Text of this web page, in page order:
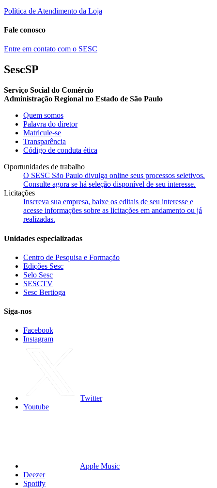
Política de Atendimento da Loja
Fale conosco
Entre em contato com o SESC
SescSP
Serviço Social do Comércio
Administração Regional no Estado de São Paulo
Quem somos
Palavra do diretor
Matricule-se
Transparência
Código de conduta ética
Oportunidades de trabalho
O SESC São Paulo divulga online seus processos seletivos.
Consulte agora se há seleção disponível de seu interesse.
Licitações
Inscreva sua empresa, baixe os editais de seu interesse e
acesse informações sobre as licitações em andamento ou já
realizadas.
Unidades especializadas
Centro de Pesquisa e Formação
Edições Sesc
Selo Sesc
SESCTV
Sesc Bertioga
Siga-nos
Facebook
Instagram
Twitter
Youtube
Apple Music
Deezer
Spotify